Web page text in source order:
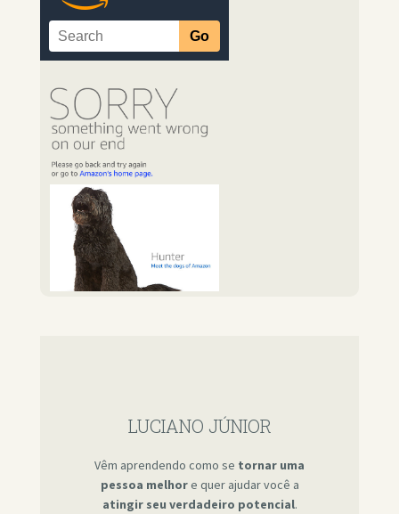
LUCIANO JÚNIOR
Vêm aprendendo como se tornar uma
pessoa melhore quer ajudar você a
atingir seu verdadeiro potencial.